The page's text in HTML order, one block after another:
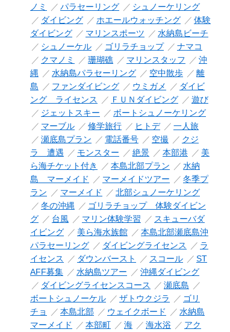
ノミ
パラセーリング
シュノーケリング
ダイビング
ホエールウォッチング
体験
ダイビング
マリンスポーツ
水納島ビーチ
シュノーケル
ゴリラチョップ
ナマコ
クマノミ
珊瑚礁 マリンスタッフ
沖
縄
水納島パラセーリング 空中散歩
離
島
ファンダイビング ウミガメ
ダイビ
ング ライセンス
ＦＵＮダイビング
遊び
ジェットスキー
ボートシュノーケリング
マーブル
修学旅行 ヒトデ
一人旅
瀬底島プラン
電話番号 空撮
クジ
ラ 遭遇
モンスター 絶景 本部港
美
ら海チケット付き
本島北部プラン
水納
島 マーメイド
マーメイドツアー
冬季プ
ラン
マーメイド
北部シュノーケリング
冬の沖縄
ゴリラチョップ 体験ダイビン
グ
台風 マリン体験学習
スキューバダ
イビング
美ら海水族館
本島北部瀬底島沖
パラセーリング
ダイビングライセンス
ラ
イセンス
ダウンバースト スコール
ST
AFF募集
水納島ツアー
沖縄ダイビング
ダイビングライセンスコース
瀬底島
ボートシュノーケル
ザトウクジラ
ゴリ
チョ
本島北部 ウェイクボード
水納島
マーメイド
本部町 海 海水浴
アク